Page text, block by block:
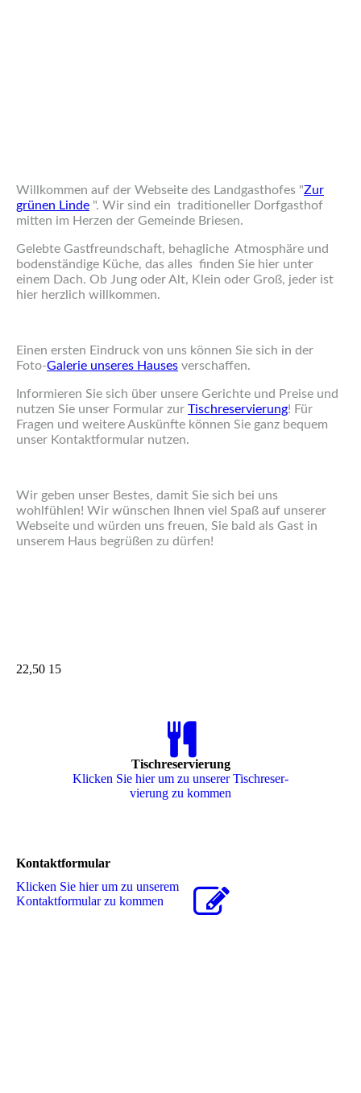
Willkommen auf der Webseite des Landgasthofes "Zur
grünen Linde ". Wir sind ein traditioneller Dorfgasthof
mitten im Herzen der Gemeinde Briesen.
Gelebte Gastfreundschaft, behagliche Atmosphäre und
bodenständige Küche, das alles finden Sie hier unter
einem Dach. Ob Jung oder Alt, Klein oder Groß, jeder ist
hier herzlich willkommen.
Einen ersten Eindruck von uns können Sie sich in der
Foto-Galerie unseres Hauses verschaffen.
Informieren Sie sich über unsere Gerichte und Preise und
nutzen Sie unser Formular zur Tischreservierung! Für
Fragen und weitere Auskünfte können Sie ganz bequem
unser Kontaktformular nutzen.
Wir geben unser Bestes, damit Sie sich bei uns
wohlfühlen! Wir wünschen Ihnen viel Spaß auf unserer
Webseite und würden uns freuen, Sie bald als Gast in
unserem Haus begrüßen zu dürfen!
22,50 15
Tischreservierung
Klicken Sie hier um zu unserer Tisch­re­ser­
vie­rung zu kommen
Kontaktformular
Klicken Sie hier um zu unserem
Kon­takt­for­mu­lar zu kommen